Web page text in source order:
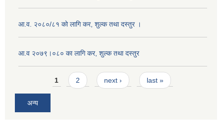
आ.व. २०८०/८१ को लागि कर, शुल्क तथा दस्तुर ।
आ.व २०७९।०८० का लागि कर, शुल्क तथा दस्तुर
Pages1 2 next › last »
अन्य